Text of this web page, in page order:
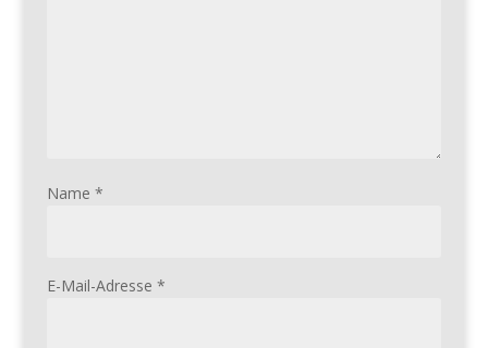
Name *
E-Mail-Adresse *